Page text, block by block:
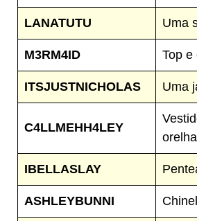
LANATUTU Uma
M3RM4ID Top e
ITSJUSTNICHOLAS Uma
C4LLMEHH4LEY
IBELLASLAY
ASHLEYBUNNI